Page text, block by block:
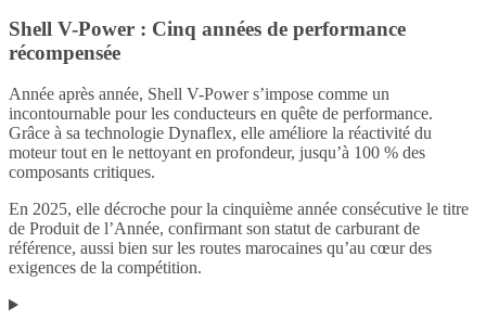
Shell V-Power : Cinq années de performance
récompensée
Année après année, Shell V-Power s’impose comme un
incontournable pour les conducteurs en quête de performance.
Grâce à sa technologie Dynaflex, elle améliore la réactivité du
moteur tout en le nettoyant en profondeur, jusqu’à 100 % des
composants critiques.
En 2025, elle décroche pour la cinquième année consécutive le titre
de Produit de l’Année, confirmant son statut de carburant de
référence, aussi bien sur les routes marocaines qu’au cœur des
exigences de la compétition.